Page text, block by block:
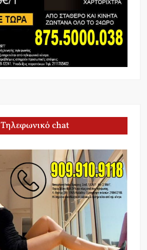
Τηλεφωνικό chat